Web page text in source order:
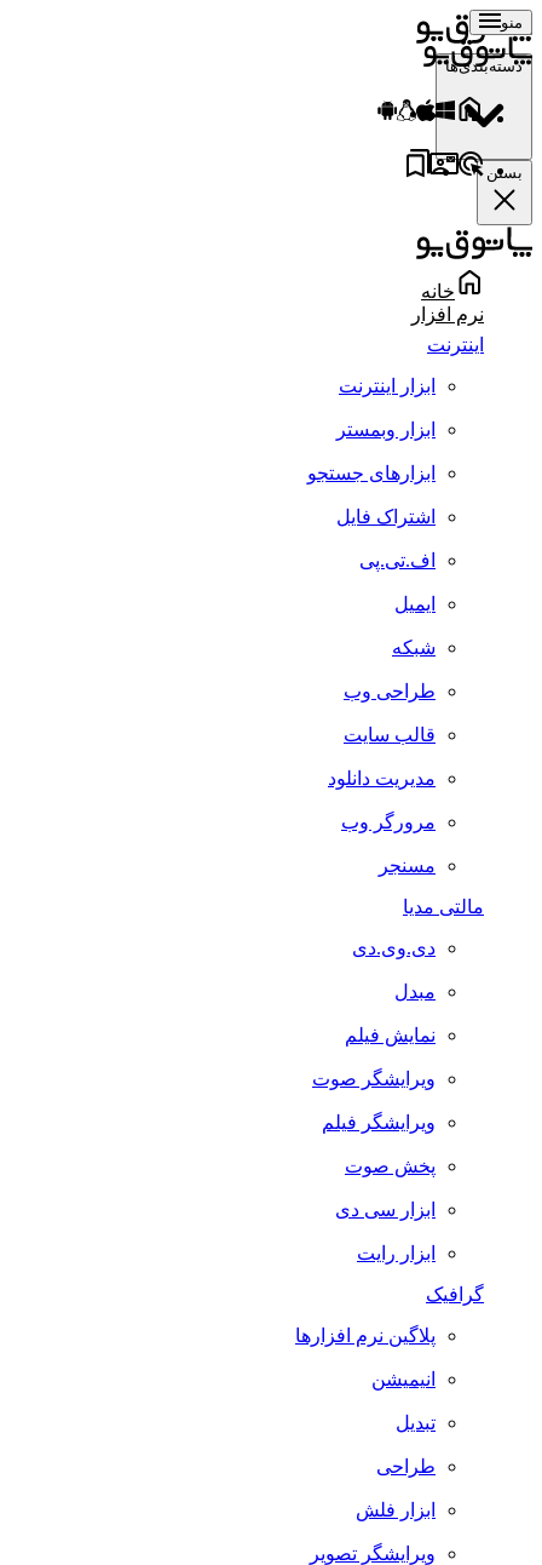
منو
دسته‌بندی‌ها
بستن
خانه
نرم افزار
اینترنت
ابزار اینترنت
ابزار وبمستر
ابزارهای جستجو
اشتراک فایل
اف.تی.پی
ایمیل
شبکه
طراحی وب
قالب سایت
مدیریت دانلود
مرورگر وب
مسنجر
مالتی مدیا
دی.وی.دی
مبدل
نمایش فیلم
ویرایشگر صوت
ویرایشگر فیلم
پخش صوت
ابزار سی دی
ابزار رایت
گرافیک
پلاگین نرم افزارها
انیمیشن
تبدیل
طراحی
ابزار فلش
ویرایشگر تصویر